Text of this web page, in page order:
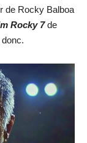
de Rocky Balboa
Rocky 7de
donc.